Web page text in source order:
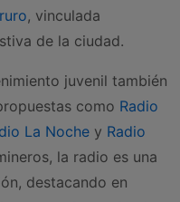
, vinculada
de la ciudad.
juvenil también
como Radio
La Noche y Radio
la radio es una
destacando en